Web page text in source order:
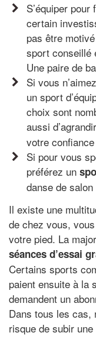
S’équiper
certain
pas être
sport conseillé
Une paire de
Si vous
un sport
choix sont
aussi
votre
Si pour vous
préférez un
danse de
Il existe une
de chez vous,
votre pied. La
séances d’essai
Certains sports
paient ensuite à la
demandent un
Dans tous les cas,
risque de subir une